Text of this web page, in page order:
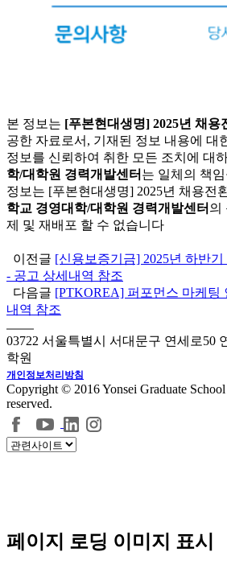
본 정보는 [푸본현대생명] 2025년 채용
공한 자료로서, 기재된 정보 내용에 대
정보를 신뢰하여 취한 모든 조치에 대
학/대학원 경력개발센터 는 일체의 책
정보는 [푸본현대생명] 2025년 채용전
학교 경영대학/대학원 경력개발센터 의
제 및 재배포 할 수 없습니다
이전글 [신용보증기금] 2025년 하반
- 공고 상세내역 참조
다음글 [PTKOREA] 퍼포먼스 마케팅
내역 참조
03722 서울특별시 서대문구 연세로50
학원
개인정보처리방침
Copyright © 2016 Yonsei Graduate
reserved.
페이지 로딩 이미지 표시